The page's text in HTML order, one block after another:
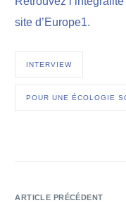
site d’Europe1.
INTERVIEW
POUR UNE ÉCOLOGIE
ARTICLE PRÉCÉDENT